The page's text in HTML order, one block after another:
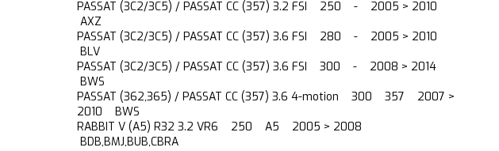
PASSAT (3C2/3C5) / PASSAT CC (357) 3.2 FSI 250 - 2005 > 2010
AXZ
PASSAT (3C2/3C5) / PASSAT CC (357) 3.6 FSI 280 - 2005 > 2010
BLV
PASSAT (3C2/3C5) / PASSAT CC (357) 3.6 FSI 300 - 2008 > 2014
BWS
PASSAT (362,365) / PASSAT CC (357) 3.6 4-motion 300 357 2007 >
2010 BWS
RABBIT V (A5) R32 3.2 VR6 250 A5 2005 > 2008
BDB,BMJ,BUB,CBRA